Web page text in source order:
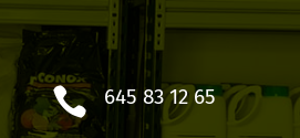
 645 83 12 65